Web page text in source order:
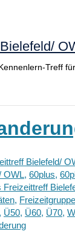
Treff
Bielefeld/
OWL, 60plus,
Freizeittreff
, Freizeitgruppe
, Ü50, Ü60, Ü70,